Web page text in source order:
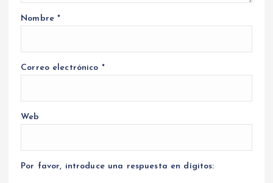
Nombre*
Correo electrónico *
Web
Por favor, introduce una respuesta en dígitos: